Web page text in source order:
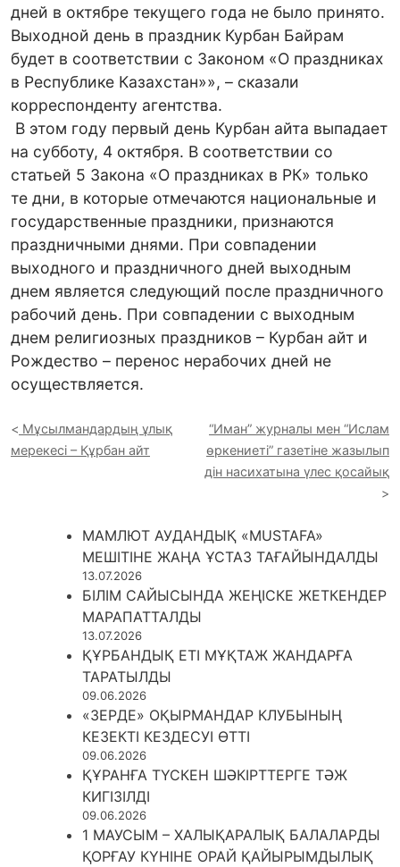
дней в октябре текущего года не было принято.
Выходной день в праздник Курбан Байрам
будет в соответствии с Законом «О праздниках
в Республике Казахстан»», – сказали
корреспонденту агентства.
В этом году первый день Курбан айта выпадает
на субботу, 4 октября. В соответствии со
статьей 5 Закона «О праздниках в РК» только
те дни, в которые отмечаются национальные и
государственные праздники, признаются
праздничными днями. При совпадении
выходного и праздничного дней выходным
днем является следующий после праздничного
рабочий день. При совпадении с выходным
днем религиозных праздников – Курбан айт и
Рождество – перенос нерабочих дней не
осуществляется.
Мұсылмандардың ұлық
мерекесі – Құрбан айт
“Иман” журналы мен “Ислам
өркениеті” газетіне жазылып
дін насихатына үлес қосайық
МАМЛЮТ АУДАНДЫҚ «MUSTAFA»
МЕШІТІНЕ ЖАҢА ҰСТАЗ ТАҒАЙЫНДАЛДЫ
13.07.2026
БІЛІМ САЙЫСЫНДА ЖЕҢІСКЕ ЖЕТКЕНДЕР
МАРАПАТТАЛДЫ
13.07.2026
ҚҰРБАНДЫҚ ЕТІ МҰҚТАЖ ЖАНДАРҒА
ТАРАТЫЛДЫ
09.06.2026
«ЗЕРДЕ» ОҚЫРМАНДАР КЛУБЫНЫҢ
КЕЗЕКТІ КЕЗДЕСУІ ӨТТІ
09.06.2026
ҚҰРАНҒА ТҮСКЕН ШӘКІРТТЕРГЕ ТӘЖ
КИГІЗІЛДІ
09.06.2026
1 МАУСЫМ – ХАЛЫҚАРАЛЫҚ БАЛАЛАРДЫ
ҚОРҒАУ КҮНІНЕ ОРАЙ ҚАЙЫРЫМДЫЛЫҚ